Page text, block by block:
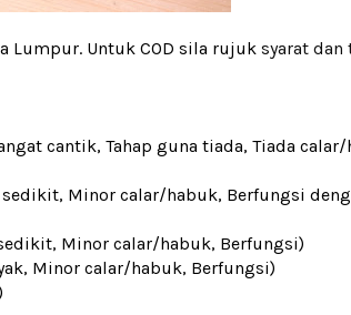
Lumpur. Untuk COD sila rujuk syarat dan
cantik, Tahap guna tiada, Tiada
sedikit, Minor calar/habuk, Berfungsi
Minor calar/habuk, Berfungsi)
Minor calar/habuk, Berfungsi)